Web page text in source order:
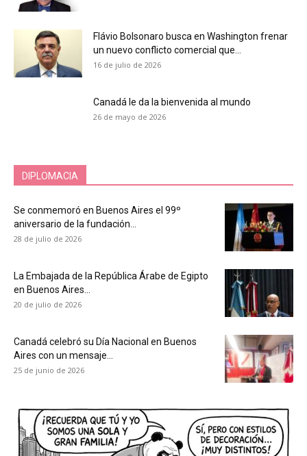
Flávio Bolsonaro busca en Washington frenar
un nuevo conflicto comercial que...
16 de julio de 2026
Canadá le da la bienvenida al mundo
26 de mayo de 2026
DIPLOMACIA
Se conmemoró en Buenos Aires el 99º
aniversario de la fundación...
28 de julio de 2026
La Embajada de la República Árabe de Egipto
en Buenos Aires...
20 de julio de 2026
Canadá celebró su Día Nacional en Buenos
Aires con un mensaje...
25 de junio de 2026